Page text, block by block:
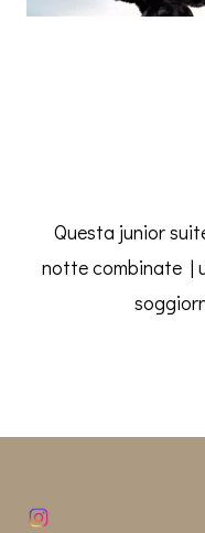
Questa junior
notte combinate |